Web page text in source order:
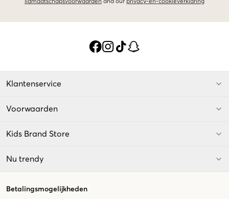
lidmaatschapsvoorwaarden and our privacy-en-cookieverklaring
Klantenservice
Voorwaarden
Kids Brand Store
Nu trendy
Betalingsmogelijkheden